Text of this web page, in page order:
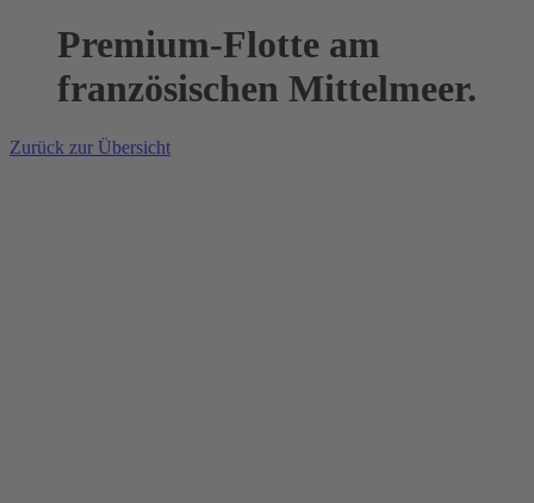
Premium‑Flotte am
französischen Mittelmeer.
Zurück zur Übersicht